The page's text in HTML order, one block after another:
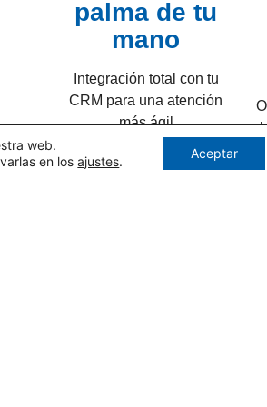
palma de tu
mano
Integración total con tu
CRM para una atención
más ágil
Gracias a nuestro
web.
en losajustes.
Aceptar